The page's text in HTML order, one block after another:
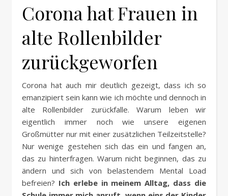
Corona hat Frauen in
alte Rollenbilder
zurückgeworfen
Corona hat auch mir deutlich gezeigt, dass ich so
emanzipiert sein kann wie ich möchte und dennoch in
alte Rollenbilder zurückfalle. Warum leben wir
eigentlich immer noch wie unsere eigenen
Großmütter nur mit einer zusätzlichen Teilzeitstelle?
Nur wenige gestehen sich das ein und fangen an,
das zu hinterfragen. Warum nicht beginnen, das zu
ändern und sich von belastendem Mental Load
befreien? Ich erlebe in meinem Alltag, dass die